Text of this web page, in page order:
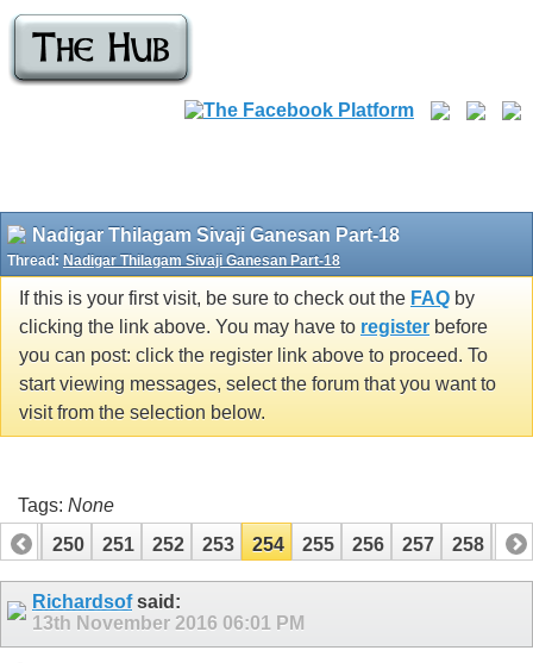
Nadigar Thilagam Sivaji Ganesan Part-18
Thread: Nadigar Thilagam Sivaji Ganesan Part-18
If this is your first visit, be sure to check out the FAQ by
clicking the link above. You may have to register before
you can post: click the register link above to proceed. To
start viewing messages, select the forum that you want to
visit from the selection below.
Tags: None
249
250 251 252 253 254 255 256 257 258 259
269 270
Richardsofsaid:
13th November 2016 06:01 PM